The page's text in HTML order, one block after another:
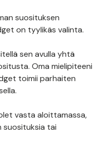
suosituksen
on tyylikäs valinta.
sen avulla yhtä
Oma mielipiteeni
toimii parhaiten
vasta aloittamassa,
suosituksia tai